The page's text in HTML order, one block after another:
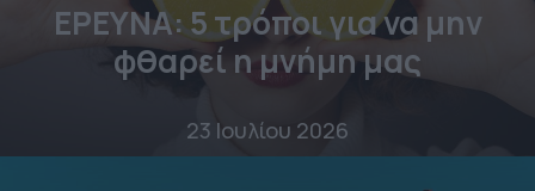
ΕΡΕΥΝΑ: 5 τρόποι για να μην
φθαρεί η μνήμη μας
23 Ιουλίου 2026